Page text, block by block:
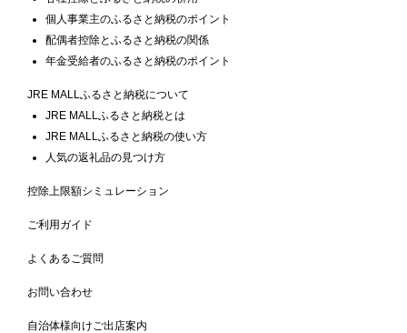
個人事業主のふるさと納税のポイント
配偶者控除とふるさと納税の関係
年金受給者のふるさと納税のポイント
JRE MALLふるさと納税について
JRE MALLふるさと納税とは
JRE MALLふるさと納税の使い方
人気の返礼品の見つけ方
控除上限額シミュレーション
ご利用ガイド
よくあるご質問
お問い合わせ
自治体様向けご出店案内